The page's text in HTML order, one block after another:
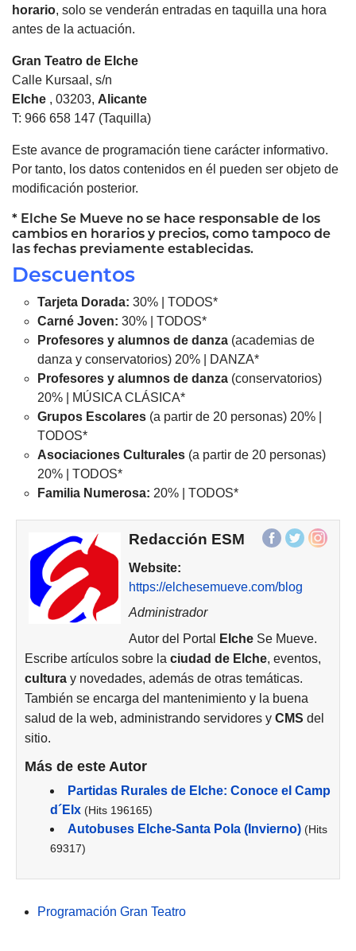
horario, solo se venderán entradas en taquilla una hora
antes de la actuación.
Gran Teatro de Elche
Calle Kursaal, s/n
Elche , 03203, Alicante
T: 966 658 147 (Taquilla)
Este avance de programación tiene carácter informativo.
Por tanto, los datos contenidos en él pueden ser objeto de
modificación posterior.
* Elche Se Mueve no se hace responsable de los
cambios en horarios y precios, como tampoco de
las fechas previamente establecidas.
Descuentos
Tarjeta Dorada: 30% | TODOS*
Carné Joven: 30% | TODOS*
Profesores y alumnos de danza (academias de
danza y conservatorios) 20% | DANZA*
Profesores y alumnos de danza (conservatorios)
20% | MÚSICA CLÁSICA*
Grupos Escolares (a partir de 20 personas) 20% |
TODOS*
Asociaciones Culturales (a partir de 20 personas)
20% | TODOS*
Familia Numerosa: 20% | TODOS*
Redacción ESM
Website:
https://elchesemueve.com/blog
Administrador
Autor del Portal
ElcheSe Mueve.
Escribe artículos sobre la ciudad de Elche, eventos,
cultura y novedades, además de otras temáticas.
También se encarga del mantenimiento y la buena
salud de la web, administrando servidores y CMS del
sitio.
Más de este Autor
Partidas Rurales de Elche: Conoce el Camp
d´Elx (Hits 196165)
Autobuses Elche-Santa Pola (Invierno) (Hits
69317)
Programación Gran Teatro